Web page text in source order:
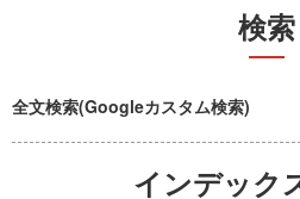
検索
全文検索(Googleカスタム検索)
インデック